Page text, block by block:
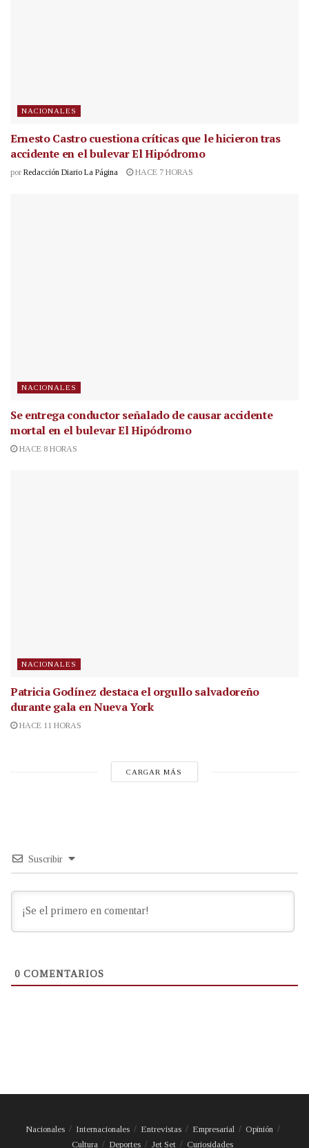
NACIONALES
Ernesto Castro cuestiona críticas que le hicieron tras
accidente en el bulevar El Hipódromo
por Redacción Diario La Página HACE 7 HORAS
NACIONALES
Se entrega conductor señalado de causar accidente
mortal en el bulevar El Hipódromo
HACE 8 HORAS
NACIONALES
Patricia Godínez destaca el orgullo salvadoreño
durante gala en Nueva York
HACE 11 HORAS
CARGAR MÁS
Suscribir
0 COMENTARIOS
Nacionales Internacionales Entrevistas Empresarial
Opinión
Cultura
Deportes Jet Set Curiosidades